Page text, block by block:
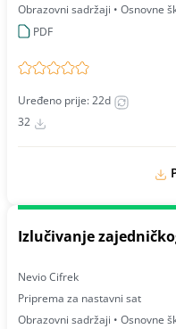
Obrazovni sadržaji • Osnovne
PDF
Uređeno prije: 22d
32
Izlučivanje
Nevio Cifrek
Priprema za nastavni sat
Obrazovni sadržaji • Osnovne